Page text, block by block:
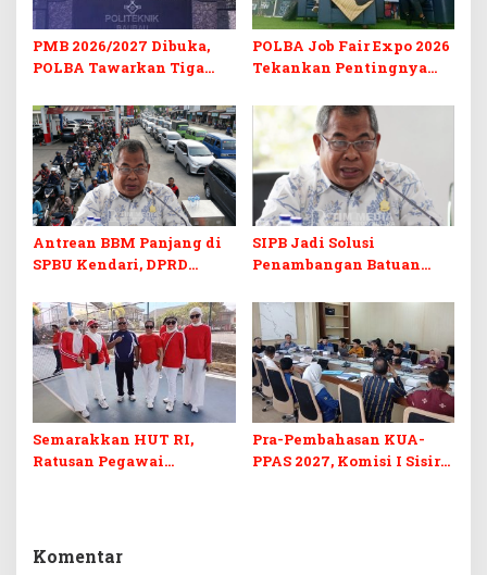
PMB 2026/2027 Dibuka,
POLBA Tawarkan Tiga
Kuliah Gratis
POLBA Job Fair Expo 2026
Tekankan Pentingnya
Digital
Antrean BBM Panjang di
SPBU Kendari, DPRD
Barcode Curang
SIPB Jadi Solusi
Penambangan Batuan
di Sultra
Semarakkan HUT RI,
Ratusan Pegawai
Pra-Pembahasan KUA-
PPAS 2027, Komisi I Sisir
Komentar